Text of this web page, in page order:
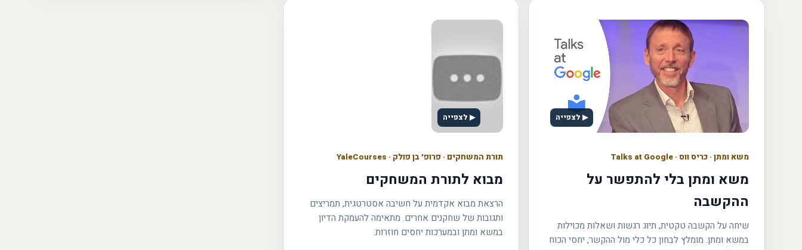
▶ לצפייה
משא ומתן · כריס ווס · Talks at Google
משא ומתן בלי להתפשר על
ההקשבה
שיחה על הקשבה טקטית, תיוג רגשות ושאלות מכוילות
במשא ומתן. מומלץ לבחון כל כלי מול ההקשר, יחסי הכוח
▶ לצפייה
תורת המשחקים · פרופ׳ בן פולק · YaleCourses
מבוא לתורת המשחקים
הרצאת מבוא אקדמית על חשיבה אסטרטגית, תמריצים
ותגובות של שחקנים אחרים. מתאימה להעמקת הדיון
במשא ומתן ובמערכות יחסים חוזרות.